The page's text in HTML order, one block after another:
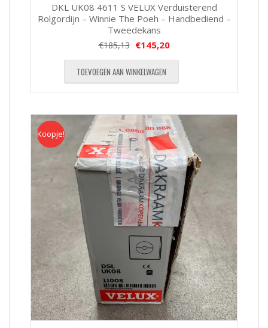
DKL UK08 4611 S VELUX Verduisterend
Rolgordijn – Winnie The Poeh – Handbediend –
Tweedekans
€185,13 €145,20
TOEVOEGEN AAN WINKELWAGEN
Koopje
Koopje!